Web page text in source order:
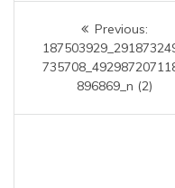
Navigation
de
l’article
Previous:
896869_n (2)